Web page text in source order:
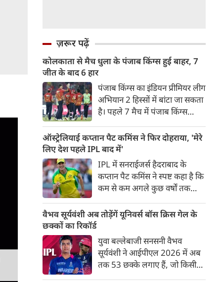
ज़रूर पढ़ें
कोलकाता से मैच धुला के पंजाब किंग्स हुई बाहर, 7
जीत के बाद 6 हार
पंजाब किंग्स का इंडियन प्रीमियर लीग
अभियान 2 हिस्सों में बांटा जा सकता
है। पहले 7 मैच में पंजाब किंग्स
उसे हार का सामना करना पड़ा इसके
बाद अंतिम मैच वह जरूर जीती
लेकिन तब तक उसकी किस्मत
लखनऊ के हाथ लिखी गई थी।
ऑस्ट्रेलियाई कप्तान पैट कमिंस ने फिर दोहराया, 'मेरे
लिए देश पहले IPL बाद में'
IPL में सनराईजर्स हैदराबाद के
कप्तान पैट कमिंस ने स्पष्ट कहा है कि
कम से कम अगले कुछ वर्षों तक
प्राथमिकता होगी। यह बयान उस चर्चा
के बीच आया है, जिसमें कहा जा रहा
है कि ऑस्ट्रेलिया के कुछ बड़े खिलाड़ी
IPL से आगे बढ़कर अन्य फ्रेंचाइजी
क्रिकेट खेलने के लिए राष्ट्रीय टीम से
दूरी बना सकते हैं।
वैभव सूर्यवंशी अब तोड़ेंगें यूनिवर्स बॉस क्रिस गेल के
छक्कों का रिकॉर्ड
युवा बल्लेबाजी सनसनी वैभव
सूर्यवंशी ने आईपीएल 2026 में अब
तक 53 छक्के लगाए हैं, जो किसी